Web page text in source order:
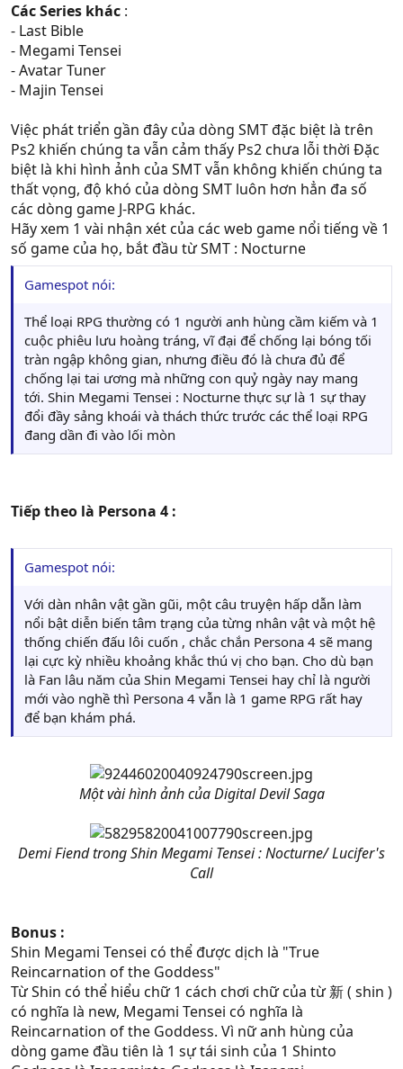
Các Series khác :
- Last Bible
- Megami Tensei
- Avatar Tuner
- Majin Tensei
Việc phát triển gần đây của dòng SMT đặc biệt là trên
Ps2 khiến chúng ta vẫn cảm thấy Ps2 chưa lỗi thời Đặc
biệt là khi hình ảnh của SMT vẫn không khiến chúng ta
thất vọng, độ khó của dòng SMT luôn hơn hẳn đa số
các dòng game J-RPG khác.
Hãy xem 1 vài nhận xét của các web game nổi tiếng về 1
số game của họ, bắt đầu từ SMT : Nocturne
Gamespot nói:
Thể loại RPG thường có 1 người anh hùng cầm kiếm và 1
cuộc phiêu lưu hoàng tráng, vĩ đại để chống lại bóng tối
tràn ngập không gian, nhưng điều đó là chưa đủ để
chống lại tai ương mà những con quỷ ngày nay mang
tới. Shin Megami Tensei : Nocturne thực sự là 1 sự thay
đổi đầy sảng khoái và thách thức trước các thể loại RPG
đang dần đi vào lối mòn
Tiếp theo là Persona 4 :
Gamespot nói:
Với dàn nhân vật gần gũi, một câu truyện hấp dẫn làm
nổi bật diễn biến tâm trạng của từng nhân vật và một hệ
thống chiến đấu lôi cuốn , chắc chắn Persona 4 sẽ mang
lại cực kỳ nhiều khoảng khắc thú vị cho bạn. Cho dù bạn
là Fan lâu năm của Shin Megami Tensei hay chỉ là người
mới vào nghề thì Persona 4 vẫn là 1 game RPG rất hay
để bạn khám phá.
Một vài hình ảnh của Digital Devil Saga
Demi Fiend trong Shin Megami Tensei : Nocturne/ Lucifer's
Call
Bonus :
Shin Megami Tensei có thể được dịch là "True
Reincarnation of the Goddess"
Từ Shin có thể hiểu chữ 1 cách chơi chữ của từ 新 ( shin )
có nghĩa là new, Megami Tensei có nghĩa là
Reincarnation of the Goddess. Vì nữ anh hùng của
dòng game đầu tiên là 1 sự tái sinh của 1 Shinto